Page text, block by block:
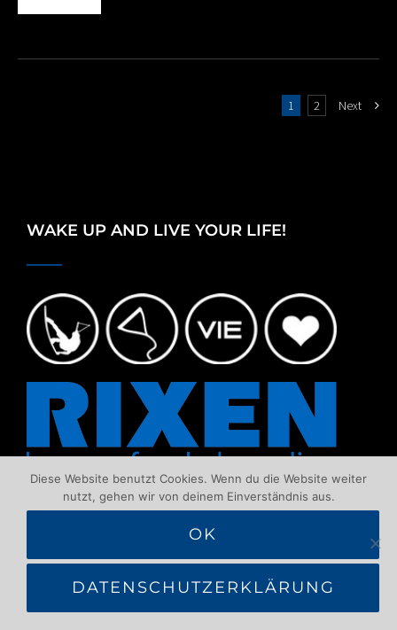
1 2 Next
WAKE UP AND LIVE YOUR LIFE!
1220 Wien, Am Wehr 1 – Neue Donau
Diese Website benutzt Cookies. Wenn du die Website weiter
nutzt, gehen wir von deinem Einverständnis aus.
OK
DATENSCHUTZERKLÄRUNG